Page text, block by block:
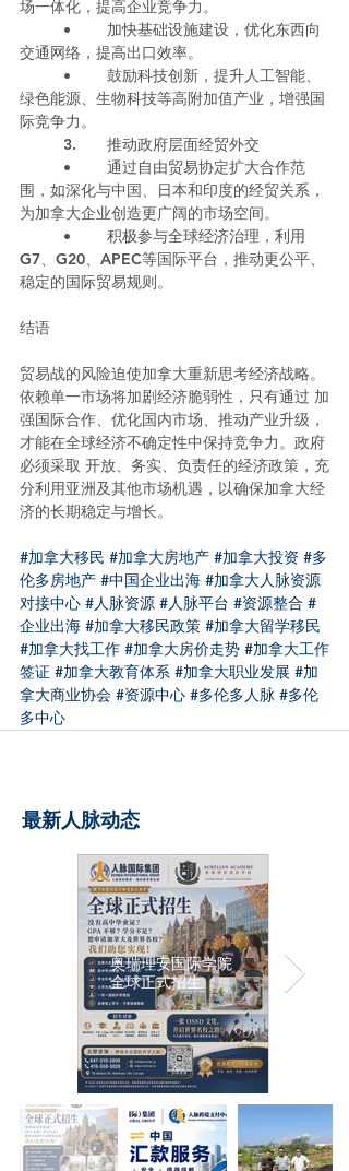
场一体化，提高企业竞争力。
交通网络，提高出口效率。
绿色能源、生物科技等高附加值产业，增强国
际竞争力。
	3.	推动政府层面经贸外交
围，如深化与中国、日本和印度的经贸关系，
为加拿大企业创造更广阔的市场空间。
G7、G20、APEC等国际平台，推动更公平、
稳定的国际贸易规则。
结语
贸易战的风险迫使加拿大重新思考经济战略。
依赖单一市场将加剧经济脆弱性，只有通过 加
强国际合作、优化国内市场、推动产业升级，
才能在全球经济不确定性中保持竞争力。政府
必须采取 开放、务实、负责任的经济政策，充
分利用亚洲及其他市场机遇，以确保加拿大经
济的长期稳定与增长。
#加拿大移民 #加拿大房地产 #加拿大投资 #多
伦多房地产 #中国企业出海 #加拿大人脉资源
对接中心 #人脉资源 #人脉平台 #资源整合 #
企业出海 #加拿大移民政策 #加拿大留学移民
#加拿大找工作 #加拿大房价走势 #加拿大工作
签证 #加拿大教育体系 #加拿大职业发展 #加
拿大商业协会 #资源中心 #多伦多人脉 #多伦
多中心
最新人脉动态
奥瑞理安国际学院
全球正式招生